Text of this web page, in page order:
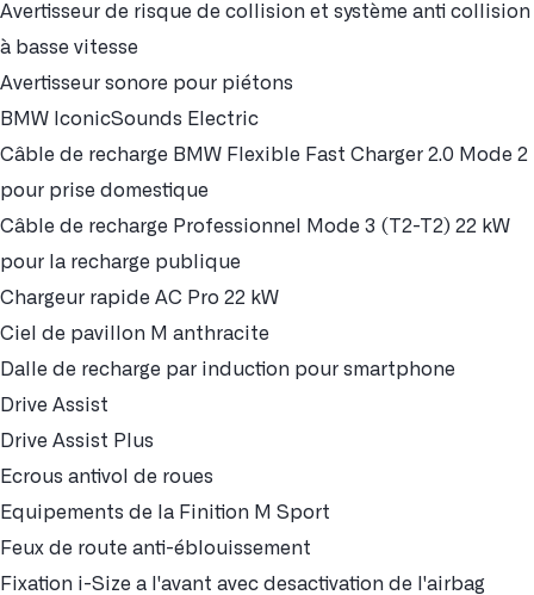
Avertisseur de risque de collision et système anti collision
à basse vitesse
Avertisseur sonore pour piétons
BMW IconicSounds Electric
Câble de recharge BMW Flexible Fast Charger 2.0 Mode 2
pour prise domestique
Câble de recharge Professionnel Mode 3 (T2-T2) 22 kW
pour la recharge publique
Chargeur rapide AC Pro 22 kW
Ciel de pavillon M anthracite
Dalle de recharge par induction pour smartphone
Drive Assist
Drive Assist Plus
Ecrous antivol de roues
Equipements de la Finition M Sport
Feux de route anti-éblouissement
Fixation i-Size a l'avant avec desactivation de l'airbag